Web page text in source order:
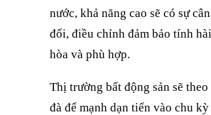
nước, khả năng cao sẽ có sự cân
đối, điều chỉnh đảm bảo tính hài
hòa và phù hợp.
Thị trường bất động sản sẽ theo
đà để mạnh dạn tiến vào chu kỳ